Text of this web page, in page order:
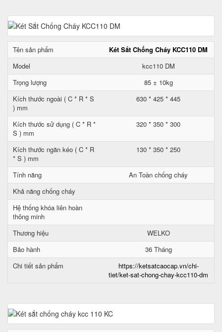
Tên sản phẩm
Két Sắt Chống Cháy KCC110 DM
Model
kcc110 DM
Trọng lượng
85 ± 10kg
Kích thước ngoài ( C * R * S
) mm
630 * 425 * 445
Kích thước sử dụng ( C * R *
S ) mm
320 * 350 * 300
Kích thước ngăn kéo ( C * R
* S ) mm
130 * 350 * 250
Tính năng
An Toàn chống cháy
Khả năng chống cháy
Hệ thống khóa liên hoàn
thông minh
Thương hiệu
WELKO
Bảo hành
36 Tháng
Chi tiết sản phẩm
https://ketsatcaocap.vn/chi-
tiet/ket-sat-chong-chay-kcc110-dm